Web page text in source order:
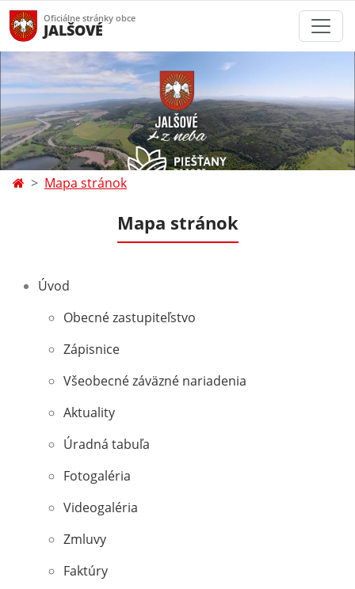
Oficiálne stránky obce
JALŠOVÉ
Mapa stránok
Mapa stránok
Úvod
Obecné zastupiteľstvo
Zápisnice
Všeobecné záväzné nariadenia
Aktuality
Úradná tabuľa
Fotogaléria
Videogaléria
Zmluvy
Faktúry